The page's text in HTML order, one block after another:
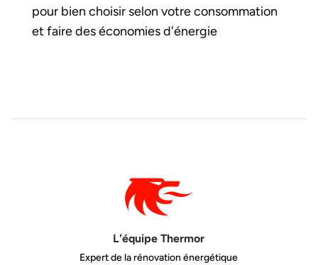
pour bien choisir selon votre consommation
et faire des économies d'énergie
L'équipe Thermor
Expert de la rénovation énergétique